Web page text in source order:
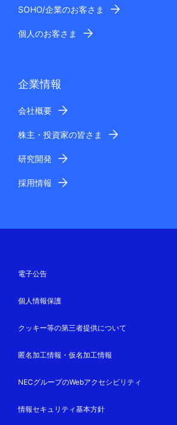
SOHO/企業のお客さま
個人のお客さま
企業情報
会社概要
株主・投資家の皆さま
研究開発
採用情報
電子公告
個人情報保護
クッキー等の第三者提供について
匿名加工情報・仮名加工情報
NECグループのWebアクセシビリティ
情報セキュリティ基本方針